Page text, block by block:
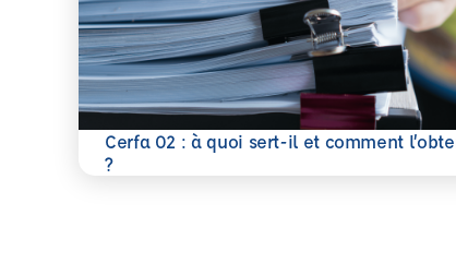
Cerfa 02 : à quoi sert-il et comment
?
En savoir plus